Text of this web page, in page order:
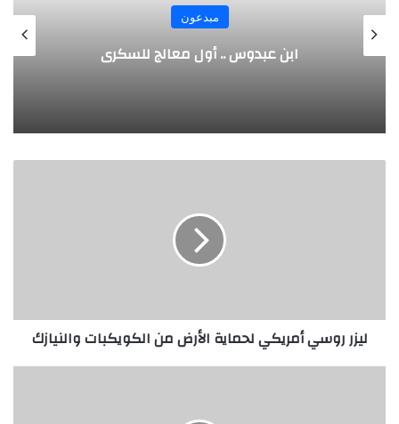
مبدعون
ابن عبدوس .. أول معالج للسكري
ليزر روسي أمريكي لحماية الأرض من الكويكبات والنيازك